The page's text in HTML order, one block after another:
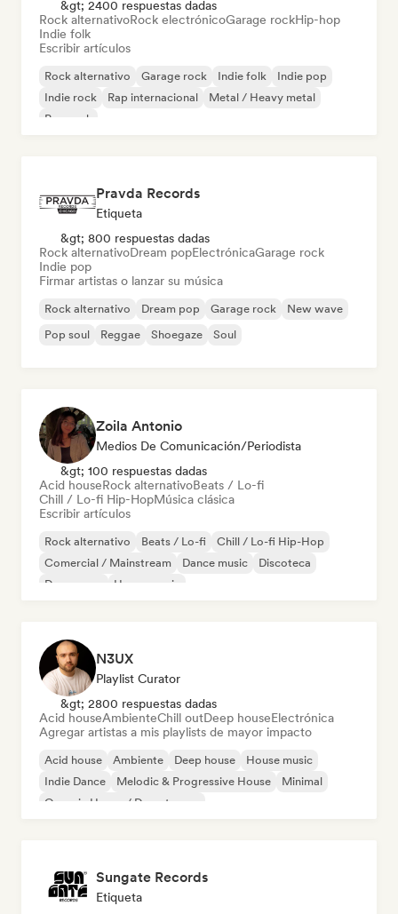
&gt; 2400 respuestas dadas
Rock alternativoRock electrónicoGarage rockHip-hop
Indie folk
Escribir artículos
Rock alternativo Garage rock Indie folk
Indie pop
Indie rock
Rap internacional
Metal / Heavy metal
Pop rock
Pravda Records
Etiqueta
&gt; 800 respuestas dadas
Rock alternativoDream popElectrónicaGarage rock
Indie pop
Firmar artistas o lanzar su música
Rock alternativo Dream pop Garage rock
New wave
Pop soul
Reggae Shoegaze Soul
Zoila Antonio
Medios De Comunicación/Periodista
&gt; 100 respuestas dadas
Acid houseRock alternativoBeats / Lo-fi
Chill / Lo-fi Hip-HopMúsica clásica
Escribir artículos
Rock alternativo Beats / Lo-fi
Chill / Lo-fi Hip-Hop
Comercial / Mainstream
Dance music
Discoteca
Dream pop
House music
N3UX
Playlist Curator
&gt; 2800 respuestas dadas
Acid houseAmbienteChill outDeep houseElectrónica
Agregar artistas a mis playlists de mayor impacto
Acid house Ambiente Deep house
House music
Indie Dance
Melodic & Progressive House
Minimal
Organic House / Downtempo
Sungate Records
Etiqueta